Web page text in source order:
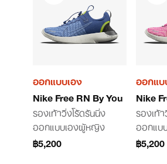
ออกแบบเอง
Nike Free RN By You
รองเท้าวิ่งโร้ดรันนิ่ง
ออกแบบเองผู้หญิง
฿5,200
ออกแบ
Nike
รองเท้
ออกแ
฿5,200